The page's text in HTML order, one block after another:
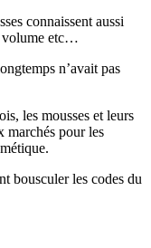
connaissent aussi
volume etc…
n’avait pas
les mousses et leurs
marchés pour les
bousculer les codes du